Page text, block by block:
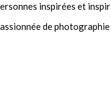
inspirées et
de